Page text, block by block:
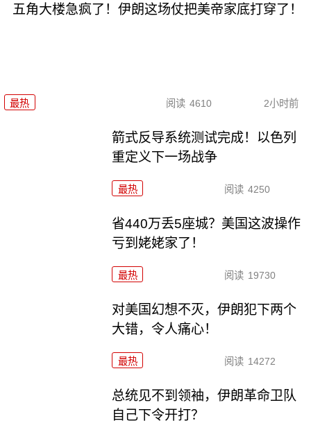
五角大楼急疯了！伊朗这场仗把美帝家底打穿了！
最热 阅读 4610 2小时前
箭式反导系统测试完成！以色列
重定义下一场战争
最热 阅读 4250
省440万丢5座城？美国这波操作
亏到姥姥家了！
最热 阅读 19730
对美国幻想不灭，伊朗犯下两个
大错，令人痛心！
最热 阅读 14272
总统见不到领袖，伊朗革命卫队
自己下令开打？